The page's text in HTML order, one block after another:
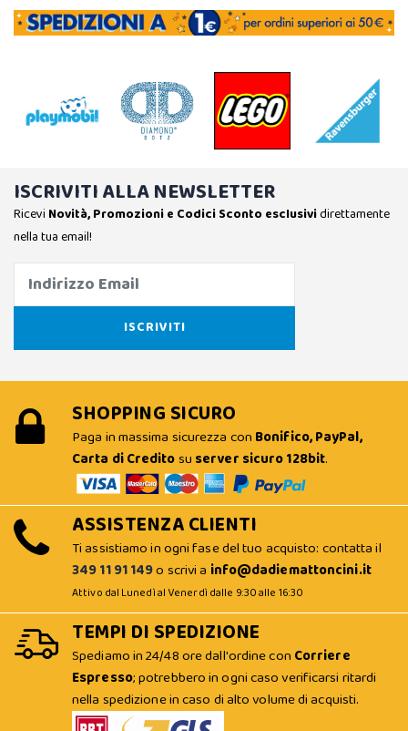
ISCRIVITI ALLA NEWSLETTER
Ricevi Novità, Promozioni e Codici Sconto esclusividirettamente
nella tua email!
SHOPPING SICURO
Paga in massima sicurezza con Bonifico, PayPal,
Carta di Creditosu server sicuro 128bit.
ASSISTENZA CLIENTI
Ti assistiamo in ogni fase del tuo acquisto: contatta il
349 11 91 149o scrivi a info@dadiemattoncini.it
Attivo dal Lunedì al Venerdì dalle 9:30 alle 16:30
TEMPI DI SPEDIZIONE
Spediamo in 24/48 ore dall'ordine con Corriere
Espresso; potrebbero in ogni caso verificarsi ritardi
nella spedizione in caso di alto volume di acquisti.